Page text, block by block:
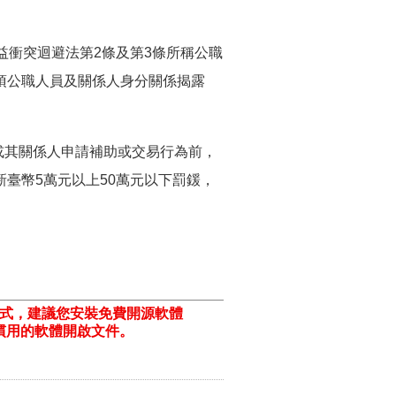
衝突迴避法第2條及第3條所稱公職
職人員及關係人身分關係揭露
關係人申請補助或交易行為前，
幣5萬元以上50萬元以下罰鍰，
，建議您安裝免費開源軟體
的軟體開啟文件。